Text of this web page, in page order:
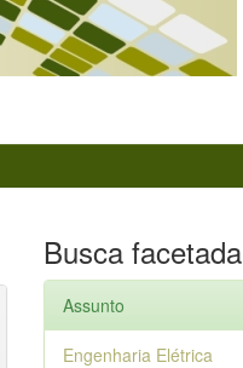
Busca facetada
Assunto
Engenharia Elétrica